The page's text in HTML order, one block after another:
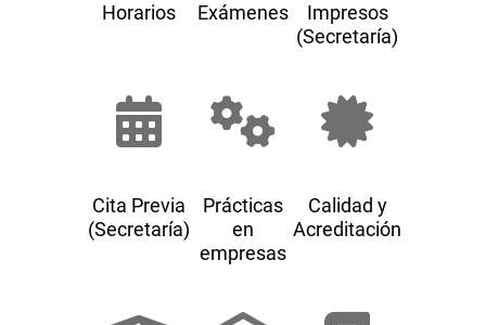
Horarios Exámenes
Impresos
(Secretaría)
Cita Previa
(Secretaría)
Prácticas
en
empresas
Calidad y
Acreditación